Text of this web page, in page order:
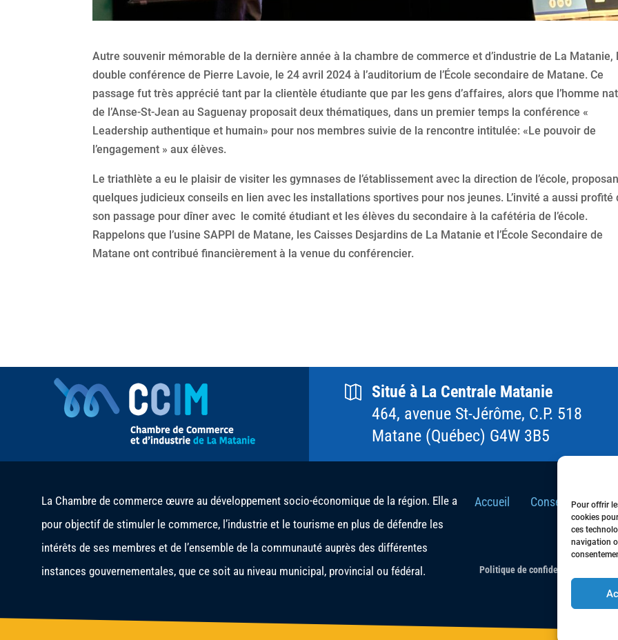
Pour offrir
cookies
ces
navigation
Autre souvenir mémorable de la dernière année à la chambre de commerce et d’industrie de La Matanie,
double conférence de Pierre Lavoie, le 24 avril 2024 à l’auditorium de l’École secondaire de Matane. Ce
passage fut très apprécié tant par la clientèle étudiante que par les gens d’affaires, alors que l’homme
de l’Anse-St-Jean au Saguenay proposait deux thématiques, dans un premier temps la conférence «
Leadership authentique et humain» pour nos membres suivie de la rencontre intitulée: «Le pouvoir de
l’engagement » aux élèves.
Le triathlète a eu le plaisir de visiter les gymnases de l’établissement avec la direction de l’école,
quelques judicieux conseils en lien avec les installations sportives pour nos jeunes. L’invité a aussi profité
son passage pour dîner avec le comité étudiant et les élèves du secondaire à la cafétéria de l’école.
Rappelons que l’usine SAPPI de Matane, les Caisses Desjardins de La Matanie et l’École Secondaire de
Matane ont contribué financièrement à la venue du conférencier.
Situé à La Centrale Matanie
464, avenue St-Jérôme, C.P. 518
Matane (Québec) G4W 3B5
La Chambre de commerce œuvre au développement socio-économique de la région. Elle a
pour objectif de stimuler le commerce, l’industrie et le tourisme en plus de défendre les
intérêts de ses membres et de l’ensemble de la communauté auprès des différentes
instances gouvernementales, que ce soit au niveau municipal, provincial ou fédéral.
Accueil Conseil
Politique de confidentialité